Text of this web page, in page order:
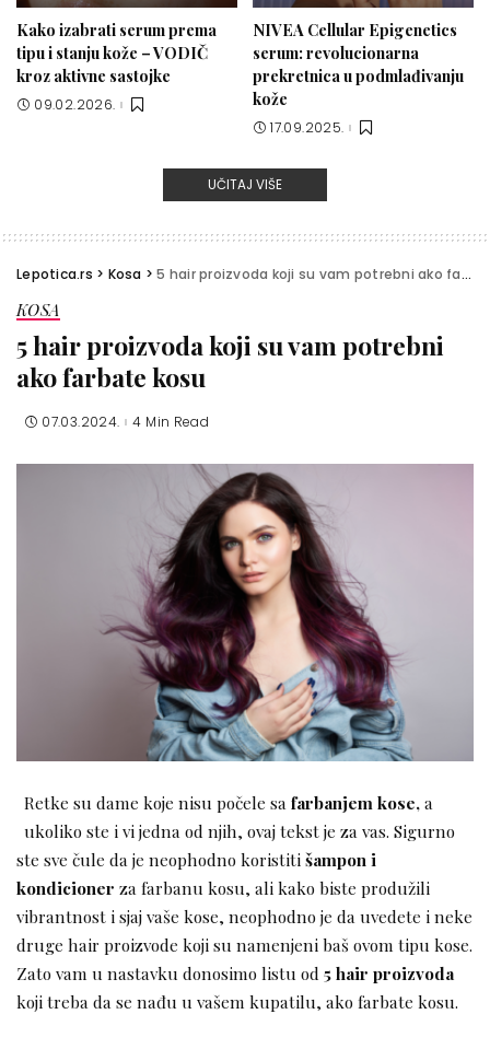
Kako izabrati serum prema
tipu i stanju kože – VODIČ
kroz aktivne sastojke
09.02.2026.
NIVEA Cellular Epigenetics
serum: revolucionarna
prekretnica u podmlađivanju
kože
17.09.2025.
UČITAJ VIŠE
Lepotica.rs > Kosa >5 hair proizvoda koji su vam potrebni ako farbate kosu
KOSA
5 hair proizvoda koji su vam potrebni
ako farbate kosu
07.03.2024. 4 Min Read
Retke su dame koje nisu počele sa farbanjem kose,a
ukoliko ste i vi jedna od njih, ovaj tekst je za vas. Sigurno
ste sve čule da je neophodno koristitišampon i
kondicioner za farbanu kosu, ali kako biste produžili
vibrantnost i sjaj vaše kose, neophodno je da uvedete i neke
druge hair proizvode koji su namenjeni baš ovom tipu kose.
Zato vam u nastavku donosimo listu od 5 hair proizvoda
koji treba da se nađu u vašem kupatilu, ako farbate kosu.